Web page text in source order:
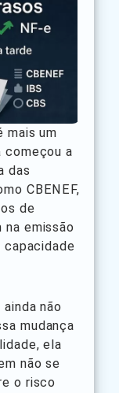
mais um
começou a
das
CBENEF,
de
na emissão
capacidade
não
mudança
ela
não se
o risco